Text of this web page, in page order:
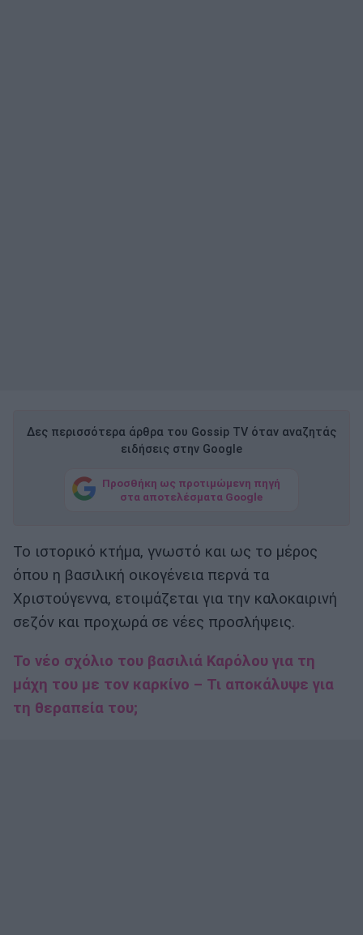
Δες περισσότερα άρθρα του Gossip TV όταν αναζητάς
ειδήσεις στην Google
Προσθήκη ως προτιμώμενη πηγή
στα αποτελέσματα Google
Το ιστορικό κτήμα, γνωστό και ως το μέρος
όπου η βασιλική οικογένεια περνά τα
Χριστούγεννα, ετοιμάζεται για την καλοκαιρινή
σεζόν και προχωρά σε νέες προσλήψεις.
Το νέο σχόλιο του βασιλιά Καρόλου για τη
μάχη του με τον καρκίνο – Τι αποκάλυψε για
τη θεραπεία του;